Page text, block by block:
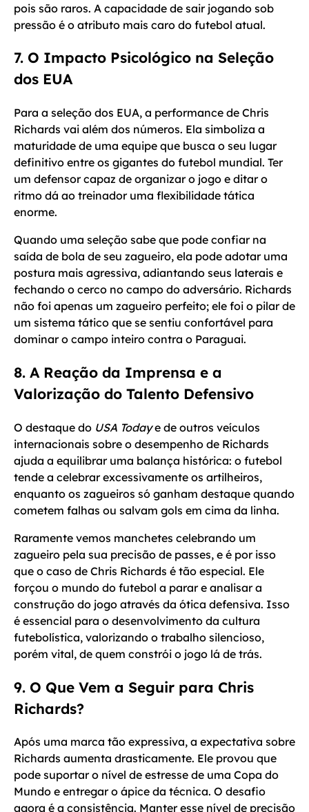
pois são raros. A capacidade de sair jogando sob
pressão é o atributo mais caro do futebol atual.
7. O Impacto Psicológico na Seleção
dos EUA
Para a seleção dos EUA, a performance de Chris
Richards vai além dos números. Ela simboliza a
maturidade de uma equipe que busca o seu lugar
definitivo entre os gigantes do futebol mundial. Ter
um defensor capaz de organizar o jogo e ditar o
ritmo dá ao treinador uma flexibilidade tática
enorme.
Quando uma seleção sabe que pode confiar na
saída de bola de seu zagueiro, ela pode adotar uma
postura mais agressiva, adiantando seus laterais e
fechando o cerco no campo do adversário. Richards
não foi apenas um zagueiro perfeito; ele foi o pilar de
um sistema tático que se sentiu confortável para
dominar o campo inteiro contra o Paraguai.
8. A Reação da Imprensa e a
Valorização do Talento Defensivo
O destaque do USA Todaye de outros veículos
internacionais sobre o desempenho de Richards
ajuda a equilibrar uma balança histórica: o futebol
tende a celebrar excessivamente os artilheiros,
enquanto os zagueiros só ganham destaque quando
cometem falhas ou salvam gols em cima da linha.
Raramente vemos manchetes celebrando um
zagueiro pela sua precisão de passes, e é por isso
que o caso de Chris Richards é tão especial. Ele
forçou o mundo do futebol a parar e analisar a
construção do jogo através da ótica defensiva. Isso
é essencial para o desenvolvimento da cultura
futebolística, valorizando o trabalho silencioso,
porém vital, de quem constrói o jogo lá de trás.
9. O Que Vem a Seguir para Chris
Richards?
Após uma marca tão expressiva, a expectativa sobre
Richards aumenta drasticamente. Ele provou que
pode suportar o nível de estresse de uma Copa do
Mundo e entregar o ápice da técnica. O desafio
agora é a consistência. Manter esse nível de precisão